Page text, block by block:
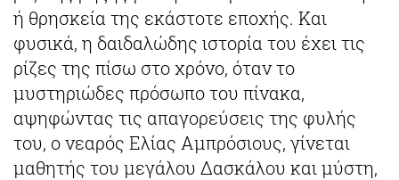
ή θρησκεία της εκάστοτε εποχής. Και
φυσικά, η δαιδαλώδης ιστορία του έχει τις
ρίζες της πίσω στο χρόνο, όταν το
μυστηριώδες πρόσωπο του πίνακα,
αψηφώντας τις απαγορεύσεις της φυλής
του, ο νεαρός Ελίας Αμπρόσιους, γίνεται
μαθητής του μεγάλου Δασκάλου και μύστη,